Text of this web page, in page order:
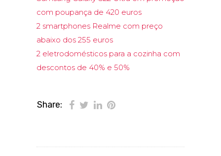
com poupança de 420 euros
2 smartphones Realme com preço
abaixo dos 255 euros
2 eletrodomésticos para a cozinha com
descontos de 40% e 50%
Share: